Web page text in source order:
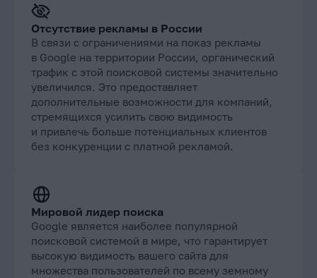
Отсутствие рекламы в России
В связи с ограничениями на показ рекламы
в Google на территории России, органический
трафик с этой поисковой системы значительно
увеличился. Это предоставляет
дополнительные возможности для компаний,
стремящихся усилить свою видимость
и привлечь больше потенциальных клиентов
без конкуренции с платной рекламой.
Мировой лидер поиска
Google является наиболее популярной
поисковой системой в мире, что гарантирует
высокую видимость вашего сайта для
множества пользователей по всему земному